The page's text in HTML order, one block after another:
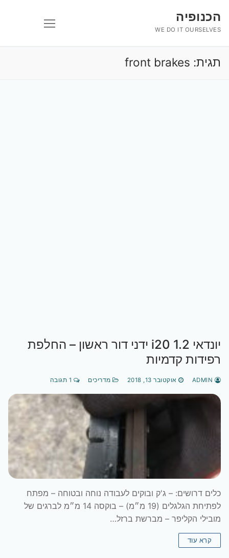
לתוכןהכנופיה
WE DO IT OURSELVES
תגית: front brakes
יונדאי i20 1.2 ידני דור ראשון – החלפת
רפידות קדמיות
אוקטובר 13, 2018 מדריכים
כלים דרושים: – ג'ק ובוקים לעבודה נוחה ובטוחה – מפתח
לפתיחת הגלגלים (19 מ״מ) – בוקסה 14 מ״מ לברגים של
מובילי הקליפר – מברשת ברזל…
קרא עוד